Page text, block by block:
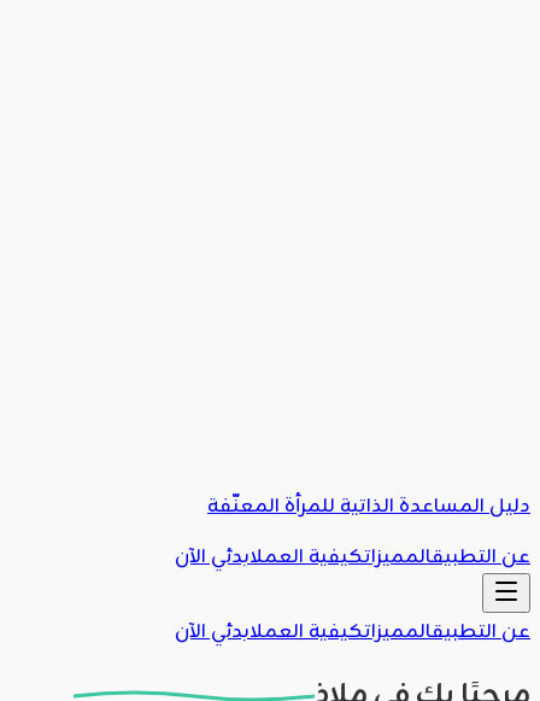
دليل المساعدة الذاتية للمرأة المعنّفة
عن التطبيقالمميزاتكيفية العملابدئي الآن
عن التطبيقالمميزاتكيفية العملابدئي الآن